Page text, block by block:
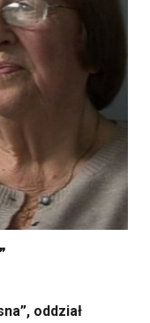
oddział